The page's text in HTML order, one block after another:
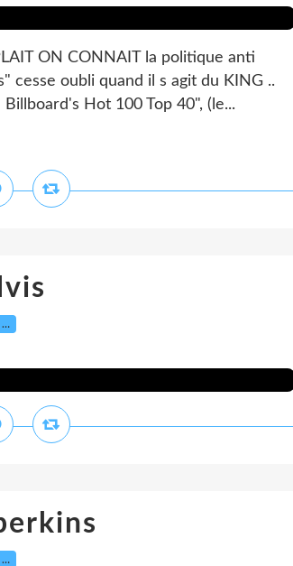
ON CONNAIT la politique anti
cesse oubli quand il s agit du KING ..
Hot 100 Top 40", (le...
…
…